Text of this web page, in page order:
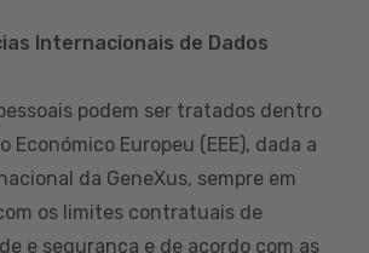
Internacionais de Dados
podem ser tratados dentro
Económico Europeu (EEE), dada a
da GeneXus, sempre em
os limites contratuais de
e segurança e de acordo com as